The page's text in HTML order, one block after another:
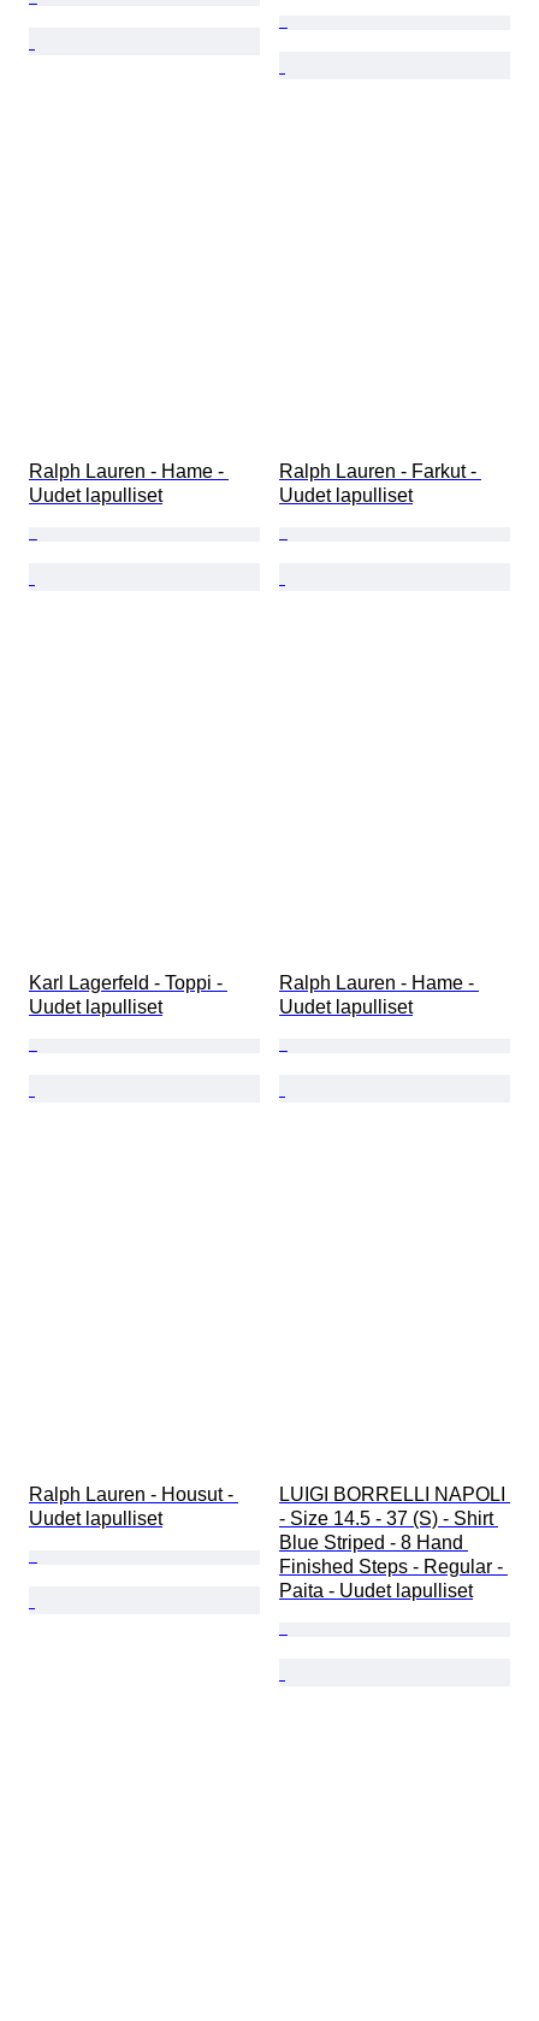
Ralph Lauren - Hame -
Uudet lapulliset
Ralph Lauren - Farkut -
Uudet lapulliset
Karl Lagerfeld - Toppi -
Uudet lapulliset
Ralph Lauren - Hame -
Uudet lapulliset
Ralph Lauren - Housut -
Uudet lapulliset
LUIGI BORRELLI NAPOLI
- Size 14.5 - 37 (S) - Shirt
Blue Striped - 8 Hand
Finished Steps - Regular -
Paita - Uudet lapulliset